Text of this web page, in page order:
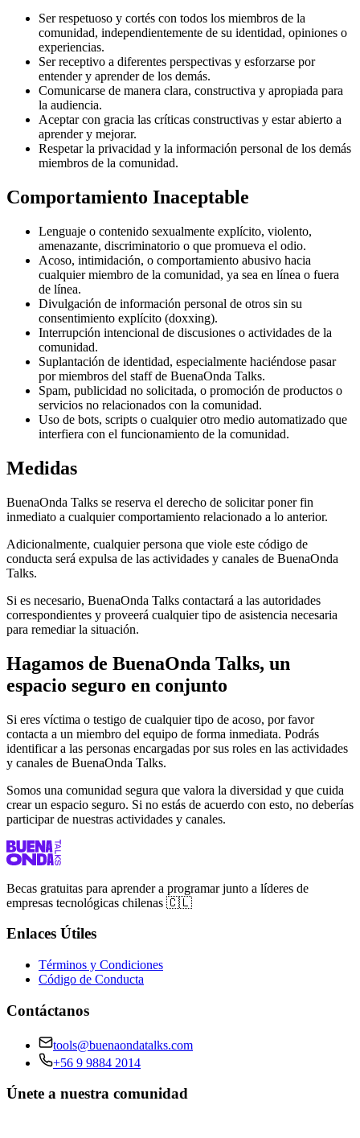
Ser respetuoso y cortés con todos los miembros de la
comunidad, independientemente de su identidad, opiniones o
experiencias.
Ser receptivo a diferentes perspectivas y esforzarse por
entender y aprender de los demás.
Comunicarse de manera clara, constructiva y apropiada para
la audiencia.
Aceptar con gracia las críticas constructivas y estar abierto a
aprender y mejorar.
Respetar la privacidad y la información personal de los demás
miembros de la comunidad.
Comportamiento Inaceptable
Lenguaje o contenido sexualmente explícito, violento,
amenazante, discriminatorio o que promueva el odio.
Acoso, intimidación, o comportamiento abusivo hacia
cualquier miembro de la comunidad, ya sea en línea o fuera
de línea.
Divulgación de información personal de otros sin su
consentimiento explícito (doxxing).
Interrupción intencional de discusiones o actividades de la
comunidad.
Suplantación de identidad, especialmente haciéndose pasar
por miembros del staff de BuenaOnda Talks.
Spam, publicidad no solicitada, o promoción de productos o
servicios no relacionados con la comunidad.
Uso de bots, scripts o cualquier otro medio automatizado que
interfiera con el funcionamiento de la comunidad.
Medidas
BuenaOnda Talks se reserva el derecho de solicitar poner fin
inmediato a cualquier comportamiento relacionado a lo anterior.
Adicionalmente, cualquier persona que viole este código de
conducta será expulsa de las actividades y canales de BuenaOnda
Talks.
Si es necesario, BuenaOnda Talks contactará a las autoridades
correspondientes y proveerá cualquier tipo de asistencia necesaria
para remediar la situación.
Hagamos de BuenaOnda Talks, un
espacio seguro en conjunto
Si eres víctima o testigo de cualquier tipo de acoso, por favor
contacta a un miembro del equipo de forma inmediata. Podrás
identificar a las personas encargadas por sus roles en las actividades
y canales de BuenaOnda Talks.
Somos una comunidad segura que valora la diversidad y que cuida
crear un espacio seguro. Si no estás de acuerdo con esto, no deberías
participar de nuestras actividades y canales.
Becas gratuitas para aprender a programar junto a líderes de
empresas tecnológicas chilenas 🇨🇱
Enlaces Útiles
Términos y Condiciones
Código de Conducta
Contáctanos
tools@buenaondatalks.com
+56 9 9884 2014
Únete a nuestra comunidad